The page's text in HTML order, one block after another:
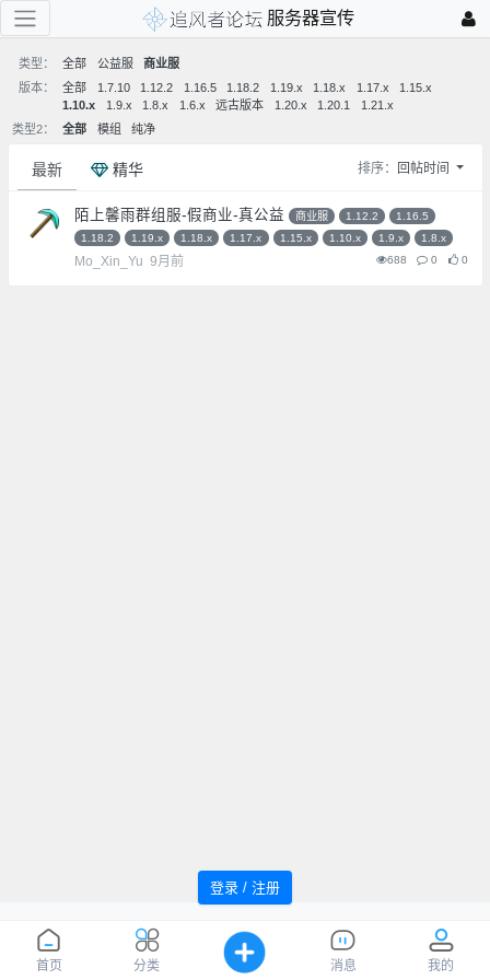
首页 分类 消息 我的
登录 / 注册
服务器宣传
类型： 全部 公益服
商业服
版本：
全部 1.7.10 1.12.2 1.16.5 1.18.2 1.19.x 1.18.x 1.17.x
1.15.x
1.10.x
1.9.x 1.8.x 1.6.x 远古版本 1.20.x 1.20.1
1.21.x
类型2：
全部 模组 纯净
最新 精华 排序： 回帖时间
陌上馨雨群组服-假商业-真公益 商业服 1.12.2
1.16.5
1.18.2
1.19.x 1.18.x 1.17.x 1.15.x 1.10.x 1.9.x 1.8.x
Mo_Xin_Yu 9月前 688 0 0
追风者论坛 Powered by WindMC
备20220059号
1042031
Processed: , SQL: